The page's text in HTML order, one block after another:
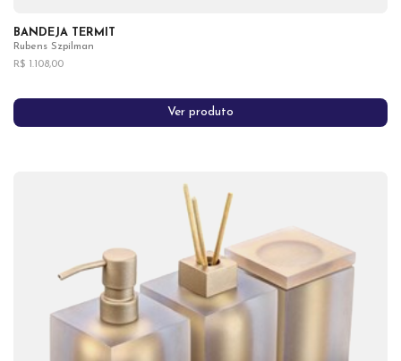
BANDEJA TERMIT
Rubens Szpilman
R$ 1.108,00
Ver produto